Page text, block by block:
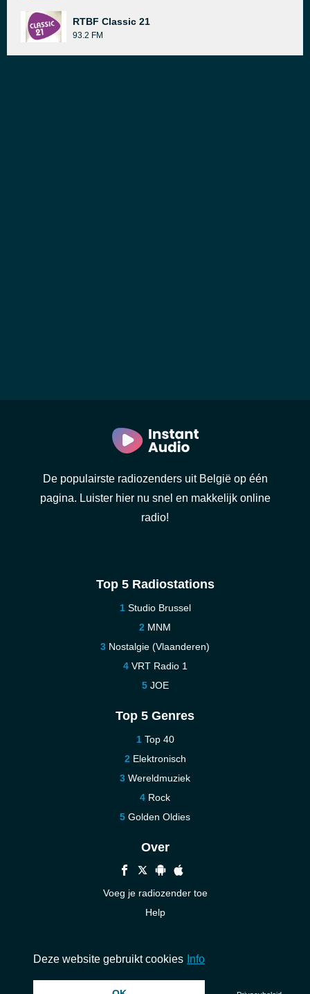
RTBF Classic 21
93.2 FM
De populairste radiozenders uit België op één
pagina. Luister hier nu snel en makkelijk online
radio!
Top 5 Radiostations
Studio Brussel
MNM
Nostalgie (Vlaanderen)
VRT Radio 1
JOE
Top 5 Genres
Top 40
Elektronisch
Wereldmuziek
Rock
Golden Oldies
Over
Voeg je radiozender toe
Help
Deze website gebruikt cookies Info